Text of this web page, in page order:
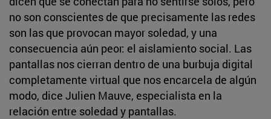
no son conscientes de que precisamente las redes
son las que provocan mayor soledad, y una
consecuencia aún peor: el aislamiento social. Las
pantallas nos cierran dentro de una burbuja digital
completamente virtual que nos encarcela de algún
modo, dice Julien Mauve, especialista en la
relación entre soledad y pantallas.